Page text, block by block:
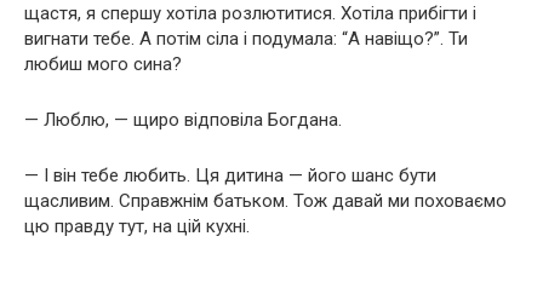
щастя, я спершу хотіла розлютитися. Хотіла прибігти і
вигнати тебе. А потім сіла і подумала: “А навіщо?”. Ти
любиш мого сина?
— Люблю, — щиро відповіла Богдана.
— І він тебе любить. Ця дитина — його шанс бути
щасливим. Справжнім батьком. Тож давай ми поховаємо
цю правду тут, на цій кухні.